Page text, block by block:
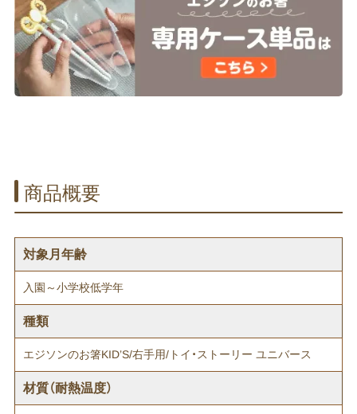
商品概要
対象月年齢
入園～小学校低学年
種類
エジソンのお箸KID’S/右手用/トイ・ストーリー ユニバース
材質（耐熱温度）